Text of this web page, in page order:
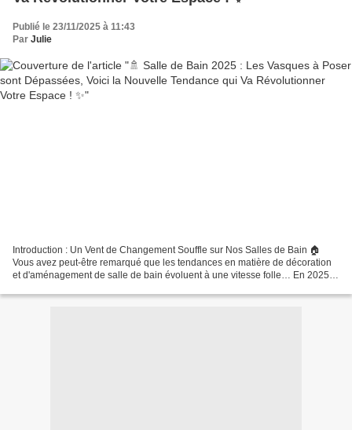
Publié le 23/11/2025 à 11:43
Par Julie
Introduction : Un Vent de Changement Souffle sur Nos Salles de Bain 🏠
Vous avez peut-être remarqué que les tendances en matière de décoration
et d'aménagement de salle de bain évoluent à une vitesse folle… En 2025,